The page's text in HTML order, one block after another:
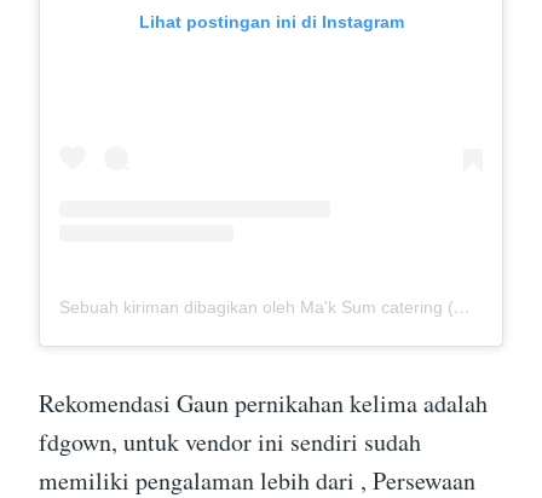
Lihat postingan ini di Instagram
Sebuah kiriman dibagikan oleh Ma'k Sum catering (@mak_sumcatering)
Rekomendasi Gaun pernikahan kelima adalah
fdgown, untuk vendor ini sendiri sudah
memiliki pengalaman lebih dari , Persewaan